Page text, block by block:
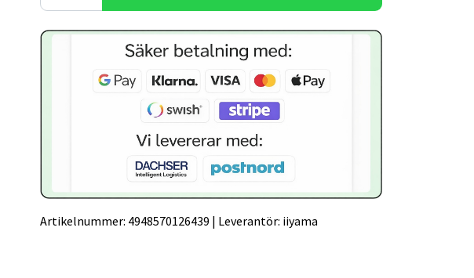
Artikelnummer: 4948570126439 | Leverantör: iiyama